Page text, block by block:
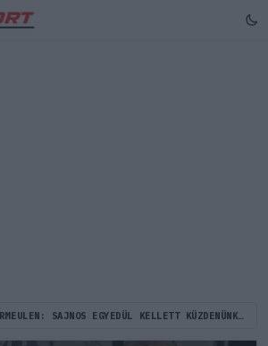
VERMEULEN: SAJNOS EGYEDÜL KELLETT KÜZDENÜNK KÉT AUTÓ ELLEN